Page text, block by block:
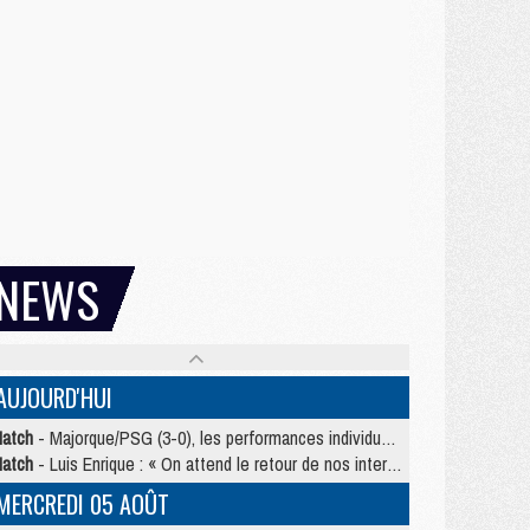
- Majorque/PSG (3-0), les performances individuelles
- Luis Enrique : « On attend le retour de nos internationaux »
05 AOÛT